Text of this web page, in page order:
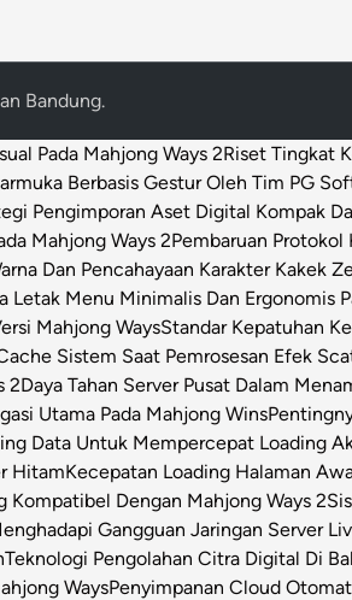
Bandung.
Pada Mahjong Ways 2Riset Tingkat
Berbasis Gestur Oleh Tim PG
Pengimporan Aset Digital Kompak
Mahjong Ways 2Pembaruan
Dan Pencahayaan Karakter Kakek
Letak Menu Minimalis Dan Ergonomis
Mahjong WaysStandar Kepatuhan
Sistem Saat Pemrosesan Efek
2Daya Tahan Server Pusat Dalam
Utama Pada Mahjong Wins
Data Untuk Mempercepat Loading
HitamKecepatan Loading Halaman
Kompatibel Dengan Mahjong Ways 2
Gangguan Jaringan Server
Teknologi Pengolahan Citra Digital Di
WaysPenyimpanan Cloud